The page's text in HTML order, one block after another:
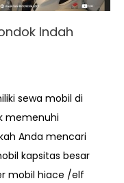
Indah
sewa mobil di
memenuhi
Anda mencari
kapsitas besar
mobil hiace /elf